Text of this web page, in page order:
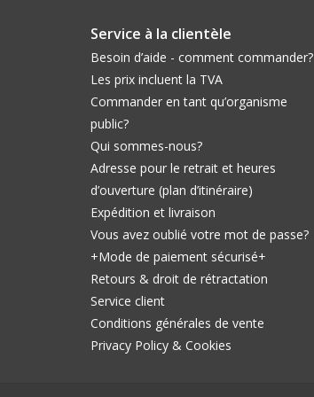
Service à la clientèle
Besoin d’aide - comment commander?
Les prix incluent la TVA
Commander en tant qu’organisme
public?
Qui sommes-nous?
Adresse pour le retrait et heures
d’ouverture (plan d’itinéraire)
Expédition et livraison
Vous avez oublié votre mot de passe?
+Mode de paiement sécurisé+
Retours & droit de rétractation
Service client
Conditions générales de vente
Privacy Policy & Cookies